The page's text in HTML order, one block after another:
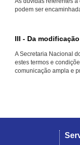
podem ser
III - Da
A Secretaria Nacional
estes termos e
comunicação ampla e